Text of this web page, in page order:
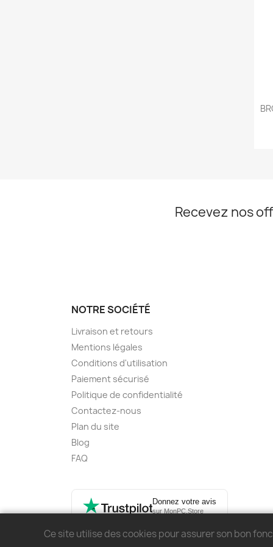
Recevez nos
NOTRE SOCIÉTÉ
Livraison et retours
Mentions légales
Conditions d'utilisation
Paiement sécurisé
Politique de confidentialité
Contactez-nous
Plan du site
Blog
FAQ
Donnez votre avis
sur MonPC.Store
Ce site utilise des cookies pour assurer son bon